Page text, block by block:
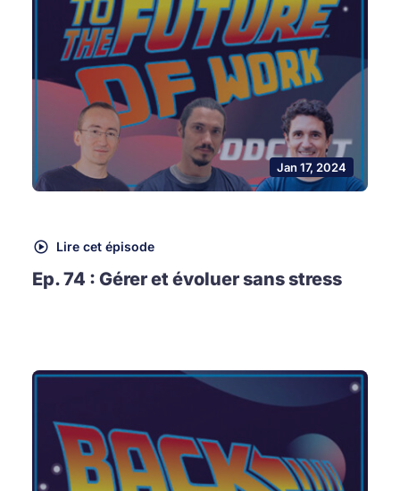
Jan 17, 2024
Lire cet épisode
Ep. 74 : Gérer et évoluer sans stress